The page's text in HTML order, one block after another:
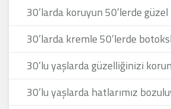
30’larda koruyun 50’lerde güzel
30’larda kremle 50’lerde
30’lu yaşlarda güzelliğinizi
30’lu yaşlarda hatlarımız